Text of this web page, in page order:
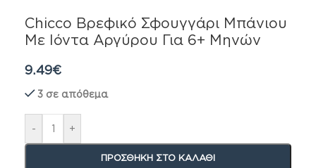
Chicco Βρεφικό Σφουγγάρι Μπάνιου
Με Ιόντα Αργύρου Για 6+ Μηνών
9.49€
3 σε απόθεμα
- +
ΠΡΟΣΘΉΚΗ ΣΤΟ ΚΑΛΆΘΙ